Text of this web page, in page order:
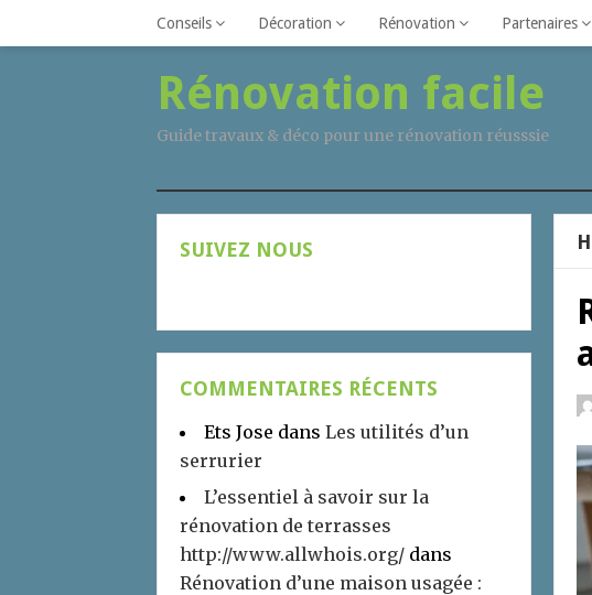
Conseils Décoration Rénovation Partenaires
Rénovation facile
Guide travaux & déco pour une rénovation réusssie
SUIVEZ NOUS
COMMENTAIRES RÉCENTS
Ets Jose dans Les utilités d’un
serrurier
L’essentiel à savoir sur la
rénovation de terrasses
http://www.allwhois.org/ dans
Rénovation d’une maison usagée :